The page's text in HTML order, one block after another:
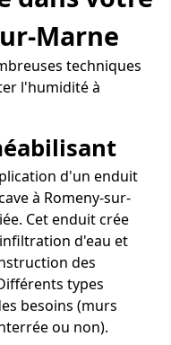
Marne
techniques
l'humidité à
d'un enduit
à Romeny-sur-
Cet enduit crée
d'eau et
des
types
besoins (murs
ou non).